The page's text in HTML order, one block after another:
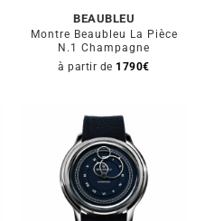
BEAUBLEU
Montre Beaubleu La Pièce
N.1 Champagne
à partir de 1790€